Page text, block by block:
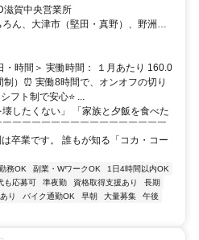
賀中央営業所
ん、大津市（堅田・真野）、野洲
市からも車通勤便利な立地です！ 琵
で、対岸からの通勤者も多数活躍中で
・時間＞ 実働時間： １月あたり 160.0
）⏰ 実働8時間で、オンオフの切り
フト制で安心⭐ ...
したくない」 「家族と夕飯を食べた
￣￣￣￣￣￣￣￣￣￣￣￣￣￣￣￣
卒業です。 誰もが知る「コカ・コー
務OK 副業・WワークOK
1日4時間以内OK
も応募可 準夜勤 資格取得支援あり
長期
り バイク通勤OK 早朝 大量募集
午後